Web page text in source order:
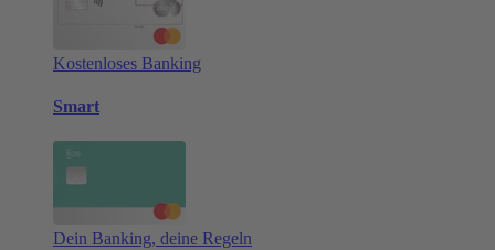
Kostenloses Banking
Smart
Dein Banking, deine Regeln